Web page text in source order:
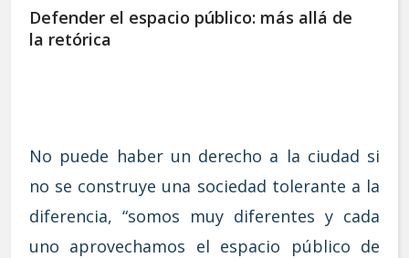
Defender el espacio público: más allá de
la retórica
No puede haber un derecho a la ciudad si
no se construye una sociedad tolerante a la
diferencia, “somos muy diferentes y cada
uno aprovechamos el espacio público de